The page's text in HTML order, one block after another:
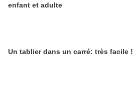
enfant et adulte
Un tablier dans un carré: très facile !